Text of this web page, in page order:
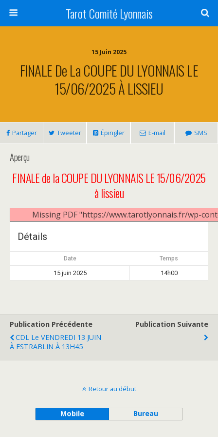
Tarot Comité Lyonnais
15 Juin 2025
FINALE De La COUPE DU LYONNAIS LE
15/06/2025 À LISSIEU
Partager Tweeter Épingler E-mail SMS
Aperçu
FINALE de la COUPE DU LYONNAIS LE 15/06/2025
à lissieu
Missing PDF "https://www.tarotlyonnais.fr/wp-
Détails
Date Temps
15 juin 2025 14h00
Publication Précédente
CDL Le VENDREDI 13 JUIN
À ESTRABLIN À 13H45
Publication Suivante
Retour au début
Mobile Bureau